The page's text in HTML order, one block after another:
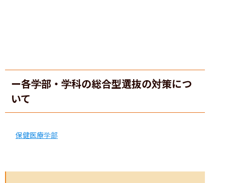
ー各学部・学科の総合型選抜の対策につ
いて
保健医療学部